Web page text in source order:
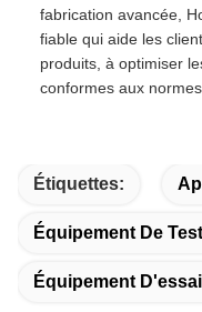
fabrication avancée,
fiable qui aide les
produits, à optimiser
conformes aux
Étiquettes:
Équipement De
Équipement D'essai